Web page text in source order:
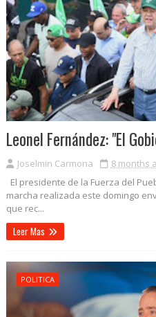
Leonel Fernández: "El
Joselmin Carmona
8 months
El presidente de la Fuerza del
marcha realizada este domingo
que rec...
Leer Mas
POLITICA